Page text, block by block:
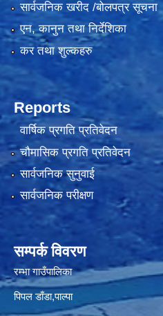
सार्वजनिक खरीद /बोलपत्र सूचना
एन, कानुन तथा निर्देशिका
कर तथा शुल्कहरु
Reports
वार्षिक प्रगति प्रतिवेदन
चौमासिक प्रगति प्रतिवेदन
सार्वजनिक सुनुवाई
सार्वजनिक परीक्षण
सम्पर्क विवरण
रम्भा गाउँपालिका
पिपल डाँडा,पाल्पा